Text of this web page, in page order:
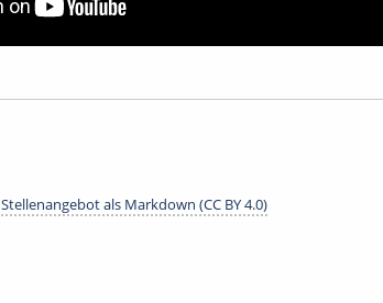
Stellenangebot als Markdown (CC BY 4.0)